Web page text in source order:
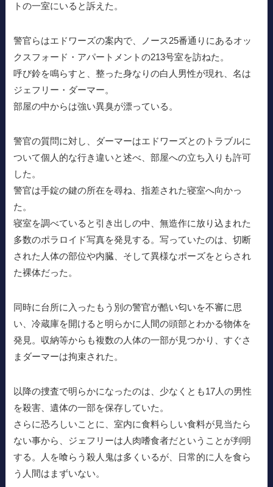
トの一室にいると訴えた。
警官らはエドワーズの案内で、ノース25番通りにあるオッ
クスフォード・アパートメントの213号室を訪ねた。
呼び鈴を鳴らすと、整った身なりの白人男性が現れ、名は
ジェフリー・ダーマー。
部屋の中からは強い異臭が漂っている。
警官の質問に対し、ダーマーはエドワーズとのトラブルに
ついて個人的な行き違いと述べ、部屋への立ち入りも許可
した。
警官は手錠の鍵の所在を尋ね、指差された寝室へ向かっ
た。
寝室を調べていると引き出しの中、無造作に放り込まれた
多数のポラロイド写真を発見する。写っていたのは、切断
された人体の部位や内臓、そして異様なポーズをとらされ
た裸体だった。
同時に台所に入ったもう別の警官が酷い匂いを不審に思
い、冷蔵庫を開けると明らかに人間の頭部とわかる物体を
発見。収納等からも複数の人体の一部が見つかり、すぐさ
まダーマーは拘束された。
以降の捜査で明らかになったのは、少なくとも17人の男性
を殺害、遺体の一部を保存していた。
さらに恐ろしいことに、室内に食料らしい食料が見当たら
ない事から、ジェフリーは人肉嗜食者だということが判明
する。人を喰らう殺人鬼は多くいるが、日常的に人を食ら
う人間はまずいない。